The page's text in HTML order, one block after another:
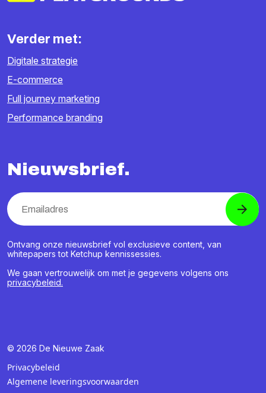
Verder met:
Digitale strategie
E-commerce
Full journey marketing
Performance branding
Nieuwsbrief.
Ontvang onze nieuwsbrief vol exclusieve content, van
whitepapers tot Ketchup kennissessies.
We gaan vertrouwelijk om met je gegevens volgens ons
privacybeleid.
© 2026 De Nieuwe Zaak
Privacybeleid
Algemene leveringsvoorwaarden